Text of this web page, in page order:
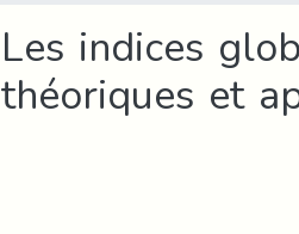
Les indices
théoriques et